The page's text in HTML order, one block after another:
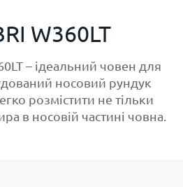
W360LT
– ідеальний човен для
носовий рундук
розмістити не тільки
в носовій частині човна.